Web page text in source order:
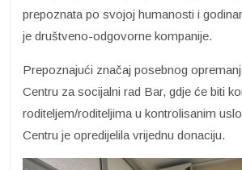
prepoznata po svojoj humanosti i
je društveno-odgovorne kompanije.
Prepoznajući značaj posebnog
Centru za socijalni rad Bar, gdje će biti
roditeljem/roditeljima u kontrolisanim
Centru je opredijelila vrijednu donaciju.